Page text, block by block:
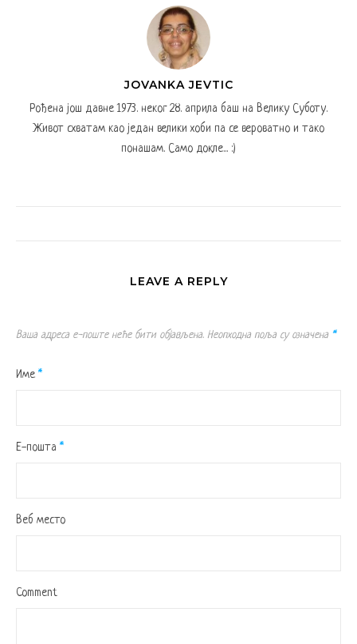
JOVANKA JEVTIC
Рођена још давне 1973. неког 28. априла баш на Велику Суботу.
Живот схватам као један велики хоби па се вероватно и тако
понашам. Само докле... :)
LEAVE A REPLY
Ваша адреса е-поште неће бити објављена. Неопходна поља су означена *
Име *
Е-пошта *
Веб место
Comment